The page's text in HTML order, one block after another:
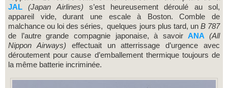
JAL(Japan Airlines) s’est heureusement déroulé au sol,
appareil vide, durant une escale à Boston. Comble de
malchance ou loi des séries, quelques jours plus tard, unB 787
de l’autre grande compagnie japonaise, à savoirANA (All
Nippon Airways) effectuait un atterrissage d’urgence avec
déroutement pour cause d’emballement thermique toujours de
la même batterie incriminée.